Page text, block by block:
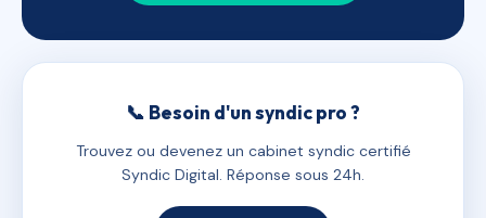
📞 Besoin d'un syndic pro ?
Trouvez ou devenez un cabinet syndic certifié
Syndic Digital. Réponse sous 24h.